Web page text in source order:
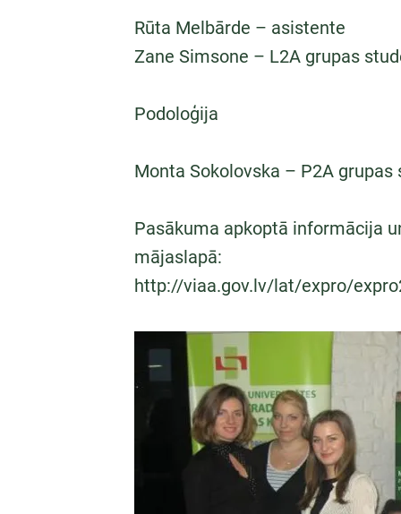
Rūta Melbārde – asistente
Zane Simsone – L2A grupas
Podoloģija
Monta Sokolovska – P2A grupas
Pasākuma apkoptā informācija
mājaslapā:
http://viaa.gov.lv/lat/expro/